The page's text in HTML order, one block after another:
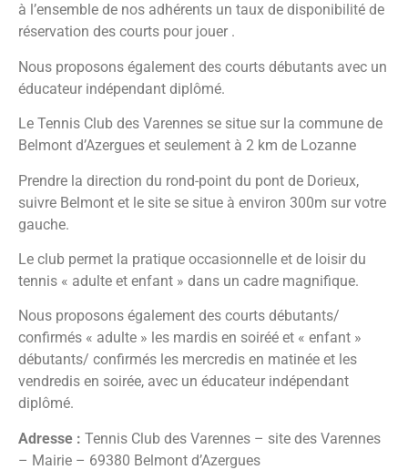
à l’ensemble de nos adhérents un taux de disponibilité de
réservation des courts pour jouer .
Nous proposons également des courts débutants avec un
éducateur indépendant diplômé.
Le Tennis Club des Varennes se situe sur la commune de
Belmont d’Azergues et seulement à 2 km de Lozanne
Prendre la direction du rond-point du pont de Dorieux,
suivre Belmont et le site se situe à environ 300m sur votre
gauche.
Le club permet la pratique occasionnelle et de loisir du
tennis « adulte et enfant » dans un cadre magnifique.
Nous proposons également des courts débutants/
confirmés « adulte » les mardis en soiréé et « enfant »
débutants/ confirmés les mercredis en matinée et les
vendredis en soirée, avec un éducateur indépendant
diplômé.
Adresse : Tennis Club des Varennes – site des Varennes
– Mairie – 69380 Belmont d’Azergues